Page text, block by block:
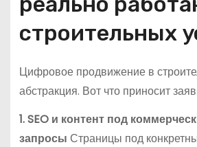
строительных
Цифровое продвижение в
абстракция. Вот что приносит
1. SEO и контент под
запросы Страницы под